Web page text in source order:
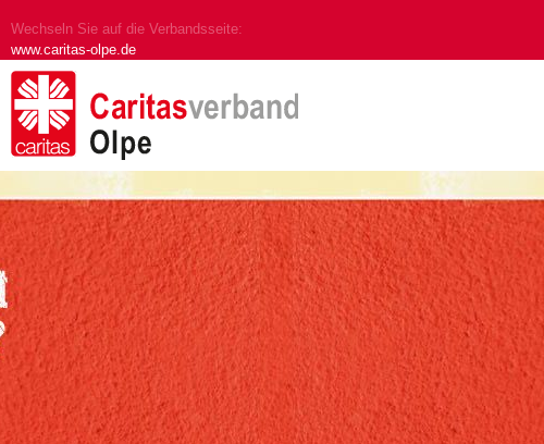
Wechseln Sie auf die Verbandsseite:
www.caritas-olpe.de